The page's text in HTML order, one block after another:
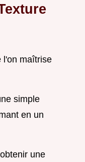
l'on maîtrise
simple
en un
une